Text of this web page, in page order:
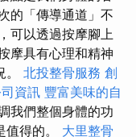
的「傳導通道」不
可以透過按摩腳上
摩具有心理和精神
北投整骨服務 創
資訊 豐富美味的自
我們整個身體的功
得的。 大里整骨